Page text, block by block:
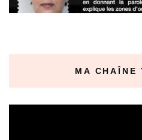
MA CHAÎNE